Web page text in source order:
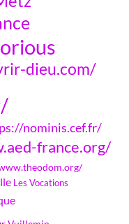
dieu.com/
nominis.cef.fr/
france.org/
Les Vocations